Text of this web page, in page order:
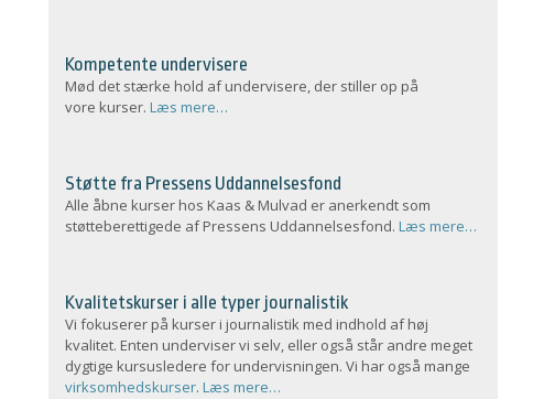
Kompetente undervisere
Mød det stærke hold af undervisere, der stiller op på
vore kurser. Læs mere…
Støtte fra Pressens Uddannelsesfond
Alle åbne kurser hos Kaas & Mulvad er anerkendt som
støtteberettigede af Pressens Uddannelsesfond. Læs mere…
Kvalitetskurser i alle typer journalistik
Vi fokuserer på kurser i journalistik med indhold af høj
kvalitet. Enten underviser vi selv, eller også står andre meget
dygtige kursusledere for undervisningen. Vi har også mange
virksomhedskurser. Læs mere…